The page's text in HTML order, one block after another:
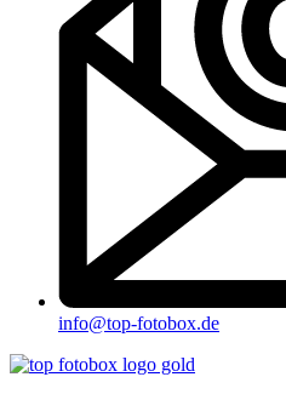
info@top-fotobox.de